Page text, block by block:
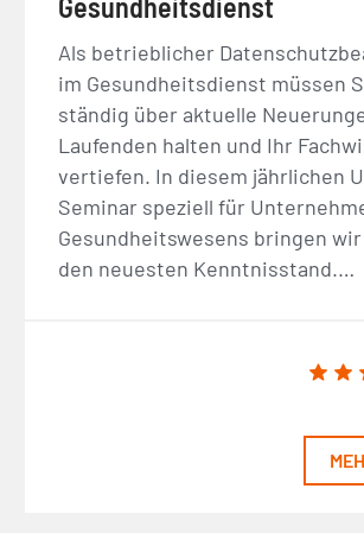
Als betrieblicher
im Gesundheitsdienst müssen
ständig über aktuelle
Laufenden halten und Ihr
vertiefen. In diesem jährlichen
Seminar speziell für
Gesundheitswesens bringen
den neuesten Kenntnisstand.…